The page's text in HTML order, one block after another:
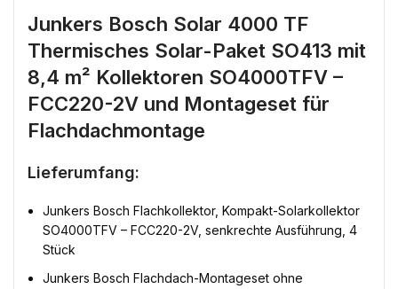
Junkers Bosch Solar 4000 TF
Thermisches Solar-Paket SO413 mit
8,4 m² Kollektoren SO4000TFV –
FCC220-2V und Montageset für
Flachdachmontage
Lieferumfang:
Junkers Bosch Flachkollektor, Kompakt-Solarkollektor
SO4000TFV – FCC220-2V, senkrechte Ausführung, 4
Stück
Junkers Bosch Flachdach-Montageset ohne